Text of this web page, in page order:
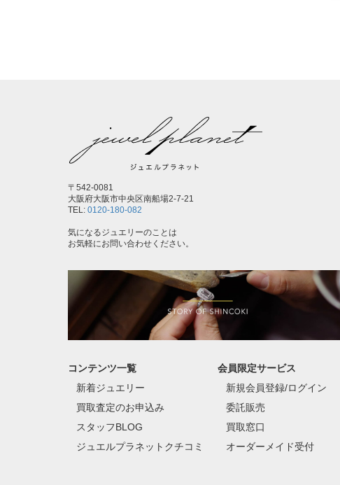
〒542-0081
大阪府大阪市中央区南船場2-7-21
TEL: 0120-180-082
気になるジュエリーのことは
お気軽にお問い合わせください。
コンテンツ一覧
新着ジュエリー
買取査定のお申込み
スタッフBLOG
ジュエルプラネットクチコミ
会員限定サービス
新規会員登録/ログイン
委託販売
買取窓口
オーダーメイド受付